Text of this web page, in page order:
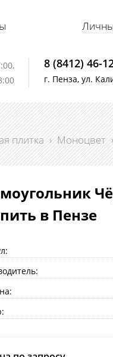
8 (8412) 46-
г. Пенза, ул.
плитка › Моноцвет ›
в Пензе